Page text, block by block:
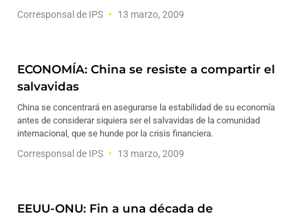
Corresponsal de IPS 13 marzo, 2009
ECONOMÍA: China se resiste a compartir el
salvavidas
China se concentrará en asegurarse la estabilidad de su economía
antes de considerar siquiera ser el salvavidas de la comunidad
internacional, que se hunde por la crisis financiera.
Corresponsal de IPS 13 marzo, 2009
EEUU-ONU: Fin a una década de